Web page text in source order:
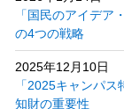
「国民のアイデア
の4つの戦略
2025年12月10日
「2025キャンパ
知財の重要性